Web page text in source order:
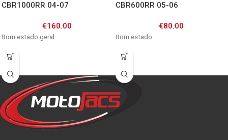
CBR1000RR 04-07
€160.00
Bom estado geral
CBR600RR 05-06
€80.00
Bom estado